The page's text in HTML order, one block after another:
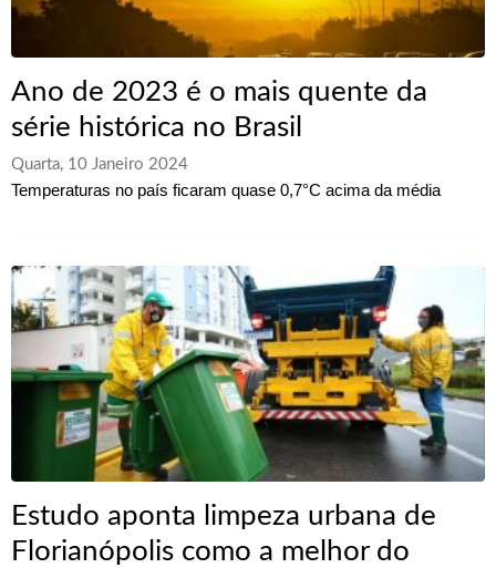
Ano de 2023 é o mais quente da
série histórica no Brasil
Quarta, 10 Janeiro 2024
Temperaturas no país ficaram quase 0,7°C acima da média
Estudo aponta limpeza urbana de
Florianópolis como a melhor do